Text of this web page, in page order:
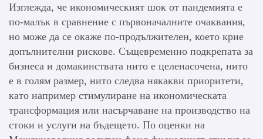
Изглежда, че икономическият шок от пандемията е
по-малък в сравнение с първоначалните очаквания,
но може да се окаже по-продължителен, което крие
допълнителни рискове. Същевременно подкрепата за
бизнеса и домакинствата нито е целенасочена, нито
е в голям размер, нито следва някакви приоритети,
като например стимулиране на икономическата
трансформация или насърчаване на производство на
стоки и услуги на бъдещето. По оценки на